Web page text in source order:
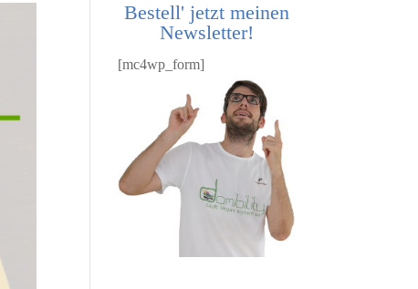
Bestell' jetzt meinen
Newsletter!
[mc4wp_form]